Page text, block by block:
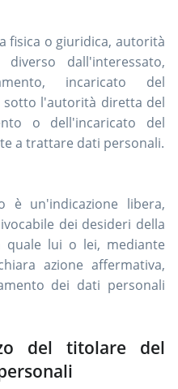
fisica o giuridica, autorità
dall'interessato,
incaricato del
l'autorità diretta del
o dell'incaricato del
a trattare dati personali.
è un'indicazione libera,
dei desideri della
quale lui o lei, mediante
azione affermativa,
dei dati personali
del titolare del